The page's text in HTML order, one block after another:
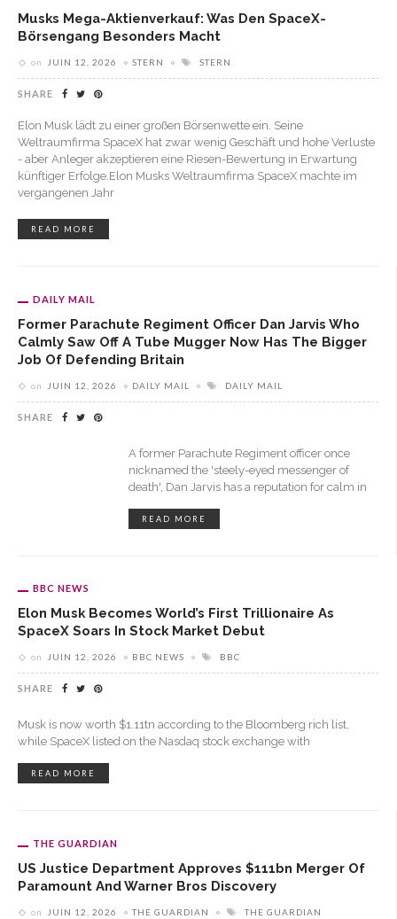
Musks Mega-Aktienverkauf: Was Den SpaceX-
Börsengang Besonders Macht
on JUIN 12, 2026 STERN STERN
SHARE
Elon Musk lädt zu einer großen Börsenwette ein. Seine
Weltraumfirma SpaceX hat zwar wenig Geschäft und hohe Verluste
- aber Anleger akzeptieren eine Riesen-Bewertung in Erwartung
künftiger Erfolge.Elon Musks Weltraumfirma SpaceX machte im
vergangenen Jahr
READ MORE
DAILY MAIL
Former Parachute Regiment Officer Dan Jarvis Who
Calmly Saw Off A Tube Mugger Now Has The Bigger
Job Of Defending Britain
on JUIN 12, 2026 DAILY MAIL DAILY MAIL
SHARE
A former Parachute Regiment officer once
nicknamed the 'steely-eyed messenger of
death', Dan Jarvis has a reputation for calm in
READ MORE
BBC NEWS
Elon Musk Becomes World’s First Trillionaire As
SpaceX Soars In Stock Market Debut
on JUIN 12, 2026 BBC NEWS BBC
SHARE
Musk is now worth $1.11tn according to the Bloomberg rich list,
while SpaceX listed on the Nasdaq stock exchange with
READ MORE
THE GUARDIAN
US Justice Department Approves $111bn Merger Of
Paramount And Warner Bros Discovery
on JUIN 12, 2026 THE GUARDIAN THE GUARDIAN